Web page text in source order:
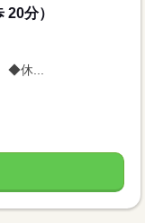
分）
◆休...